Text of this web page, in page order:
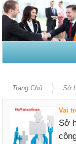
Trang Chủ Sở
Vai
Sở